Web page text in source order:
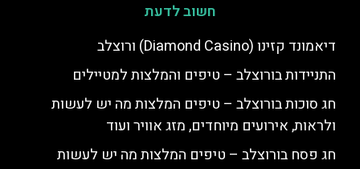
חשוב לדעת
דיאמונד קזינו (Diamond Casino) ורוצלב
התניידות בורוצלב – טיפים והמלצות למטיילים
חג סוכות בורוצלב – טיפים המלצות מה יש לעשות
ולראות, אירועים מיוחדים, מזג אוויר ועוד
חג פסח בורוצלב – טיפים המלצות מה יש לעשות